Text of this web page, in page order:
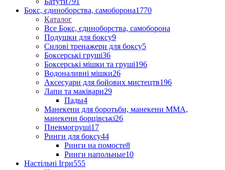
Бокс, єдиноборства, самоборона1770
Каталог
Все Бокс, єдиноборства, самоборона
Подушки для боксу9
Силові тренажери для боксу5
Боксерські груші36
Боксерські мішки та груші196
Водоналивні мішки26
Аксесуари для бойових мистецтв196
Лапи та маківари29
Пады4
Манекени для боротьби, манекени ММА,
манекени борцівські26
Пневмогруші17
Ринги для боксу44
Ринги на помосте8
Ринги напольные10
Настільні Ігри555